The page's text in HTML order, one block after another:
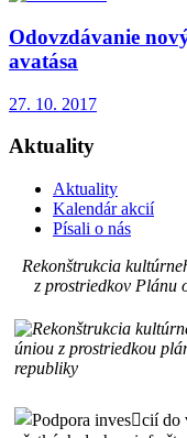
Odovzdávanie
avatása
27. 10. 2017
Aktuality
Aktuality
Kalendár akcií
Písali o nás
Rekonštrukcia
z prostriedkov Plánu